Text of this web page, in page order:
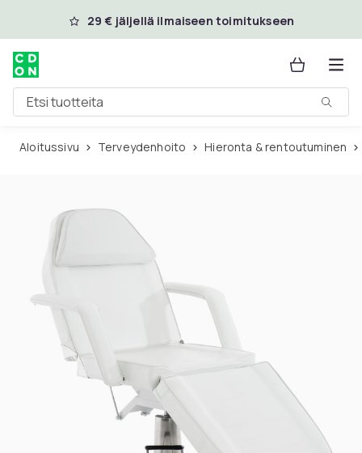
Ohita ja siirry pääsisältöön
29 € jäljellä ilmaiseen toimitukseen
Etsi tuotteita
Aloitussivu Terveydenhoito Hieronta & rentoutuminen